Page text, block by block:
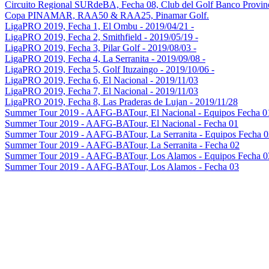
Circuito Regional SURdeBA, Fecha 08, Club del Golf Banco
Copa PINAMAR, RAA50 & RAA25, Pinamar Golf.
LigaPRO 2019, Fecha 1, El Ombu - 2019/04/21 -
LigaPRO 2019, Fecha 2, Smithfield - 2019/05/19 -
LigaPRO 2019, Fecha 3, Pilar Golf - 2019/08/03 -
LigaPRO 2019, Fecha 4, La Serranita - 2019/09/08 -
LigaPRO 2019, Fecha 5, Golf Ituzaingo - 2019/10/06 -
LigaPRO 2019, Fecha 6, El Nacional - 2019/11/03
LigaPRO 2019, Fecha 7, El Nacional - 2019/11/03
LigaPRO 2019, Fecha 8, Las Praderas de Lujan - 2019/11/28
Summer Tour 2019 - AAFG-BATour, El Nacional - Equipos Fecha
Summer Tour 2019 - AAFG-BATour, El Nacional - Fecha 01
Summer Tour 2019 - AAFG-BATour, La Serranita - Equipos Fecha
Summer Tour 2019 - AAFG-BATour, La Serranita - Fecha 02
Summer Tour 2019 - AAFG-BATour, Los Alamos - Equipos Fecha
Summer Tour 2019 - AAFG-BATour, Los Alamos - Fecha 03